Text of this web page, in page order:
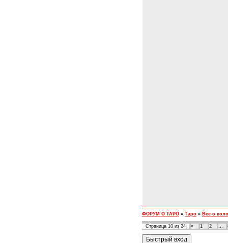
ФОРУМ О ТАРО » Таро » Все о
Страница 10 из 24 « 1 2 …